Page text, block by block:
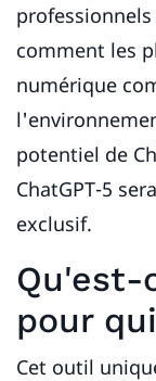
comment les
numérique
potentiel de
ChatGPT-5
exclusif.
Qu'est-
pour
Cet outil